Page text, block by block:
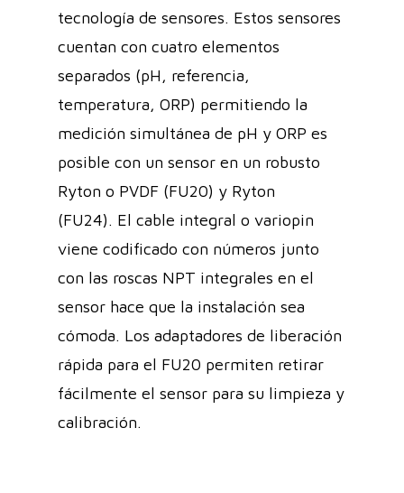
tecnología de sensores. Estos sensores
cuentan con cuatro elementos
separados (pH, referencia,
temperatura, ORP) permitiendo la
medición simultánea de pH y ORP es
posible con un sensor en un robusto
Ryton o PVDF (FU20) y Ryton
(FU24). El cable integral o variopin
viene codificado con números junto
con las roscas NPT integrales en el
sensor hace que la instalación sea
cómoda. Los adaptadores de liberación
rápida para el FU20 permiten retirar
fácilmente el sensor para su limpieza y
calibración.